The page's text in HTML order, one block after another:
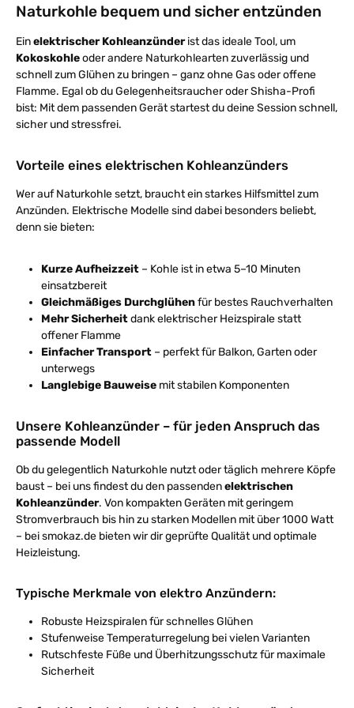
Naturkohle bequem und sicher entzünden
Einelektrischer Kohleanzünderist das ideale Tool, um
Kokoskohleoder andere Naturkohlearten zuverlässig und
schnell zum Glühen zu bringen – ganz ohne Gas oder offene
Flamme. Egal ob du Gelegenheitsraucher oder Shisha-Profi
bist: Mit dem passenden Gerät startest du deine Session schnell,
sicher und stressfrei.
Vorteile eines elektrischen Kohleanzünders
Wer auf Naturkohle setzt, braucht ein starkes Hilfsmittel zum
Anzünden. Elektrische Modelle sind dabei besonders beliebt,
denn sie bieten:
Kurze Aufheizzeit – Kohle ist in etwa 5–10 Minuten
einsatzbereit
Gleichmäßiges Durchglühenfür bestes Rauchverhalten
Mehr Sicherheitdank elektrischer Heizspirale statt
offener Flamme
Einfacher Transport – perfekt für Balkon, Garten oder
unterwegs
Langlebige Bauweise mit stabilen Komponenten
Unsere Kohleanzünder – für jeden Anspruch das
passende Modell
Ob du gelegentlich Naturkohle nutzt oder täglich mehrere Köpfe
baust – bei uns findest du den passendenelektrischen
Kohleanzünder. Von kompakten Geräten mit geringem
Stromverbrauch bis hin zu starken Modellen mit über 1000 Watt
– bei smokaz.de bieten wir dir geprüfte Qualität und optimale
Heizleistung.
Typische Merkmale von elektro Anzündern:
Robuste Heizspiralen für schnelles Glühen
Stufenweise Temperaturregelung bei vielen Varianten
Rutschfeste Füße und Überhitzungsschutz für maximale
Sicherheit